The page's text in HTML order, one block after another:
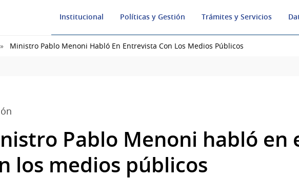
Institucional Políticas y Gestión Trámites y Servicios
Ministro Pablo Menoni Habló En Entrevista Con Los Medios Públicos
Pablo Menoni habló en
los medios públicos